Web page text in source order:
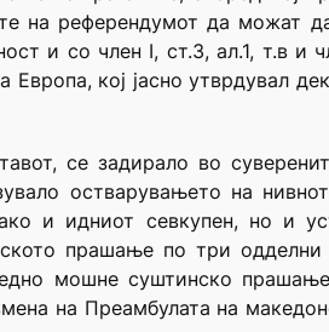
на референдумот да можат
и со член I, ст.3, ал.1, т.в и
кој јасно утврдувал
се задирало во
остварувањето на
и идниот севкупен, но и
прашање по три
едно мошне суштинско
на Преамбулата на